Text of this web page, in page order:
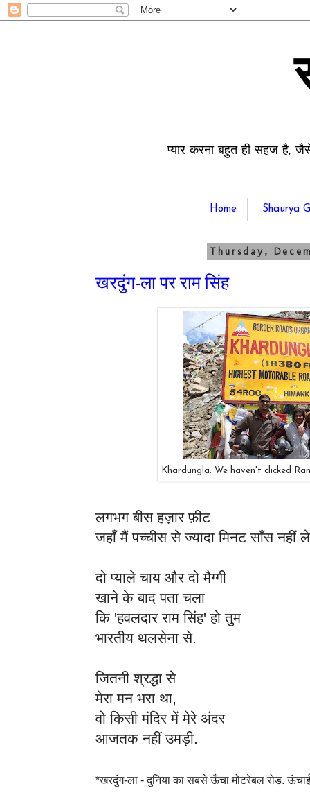
प्यार करना बहुत ही सहज है,
Home Shaurya
Thursday,
खरदुंग-ला पर राम सिंह
Khardungla. We haven't clicked
लगभग बीस हज़ार फ़ीट
जहाँ मैं पच्चीस से ज्यादा मिनट साँस नहीं ले
दो प्याले चाय और दो मैग्गी
खाने के बाद पता चला
कि 'हवलदार राम सिंह' हो तुम
भारतीय थलसेना से.
जितनी श्रद्धा से
मेरा मन भरा था,
वो किसी मंदिर में मेरे अंदर
आजतक नहीं उमड़ी.
*खरदुंग-ला - दुनिया का सबसे ऊँचा मोटरेबल रोड.